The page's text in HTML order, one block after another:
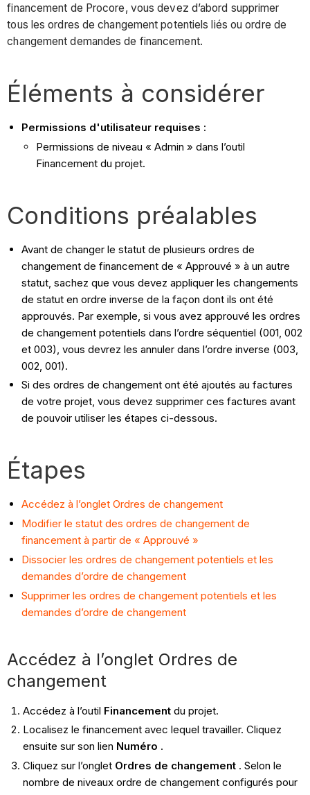
financement de Procore, vous devez d’abord supprimer
tous les ordres de changement potentiels liés ou ordre de
changement demandes de financement.
Éléments à considérer
Permissions d'utilisateur requises :
Permissions de niveau « Admin » dans l’outil
Financement du projet.
Conditions préalables
Avant de changer le statut de plusieurs ordres de
changement de financement de « Approuvé » à un autre
statut, sachez que vous devez appliquer les changements
de statut en ordre inverse de la façon dont ils ont été
approuvés. Par exemple, si vous avez approuvé les ordres
de changement potentiels dans l’ordre séquentiel (001, 002
et 003), vous devrez les annuler dans l’ordre inverse (003,
002, 001).
Si des ordres de changement ont été ajoutés au factures
de votre projet, vous devez supprimer ces factures avant
de pouvoir utiliser les étapes ci-dessous.
Étapes
Accédez à l’onglet Ordres de changement
Modifier le statut des ordres de changement de
financement à partir de « Approuvé »
Dissocier les ordres de changement potentiels et les
demandes d’ordre de changement
Supprimer les ordres de changement potentiels et les
demandes d’ordre de changement
Accédez à l’onglet Ordres de
changement
Accédez à l’outil Financementdu projet.
Localisez le financement avec lequel travailler. Cliquez
ensuite sur son lien Numéro .
Cliquez sur l’onglet Ordres de changement. Selon le
nombre de niveaux ordre de changement configurés pour